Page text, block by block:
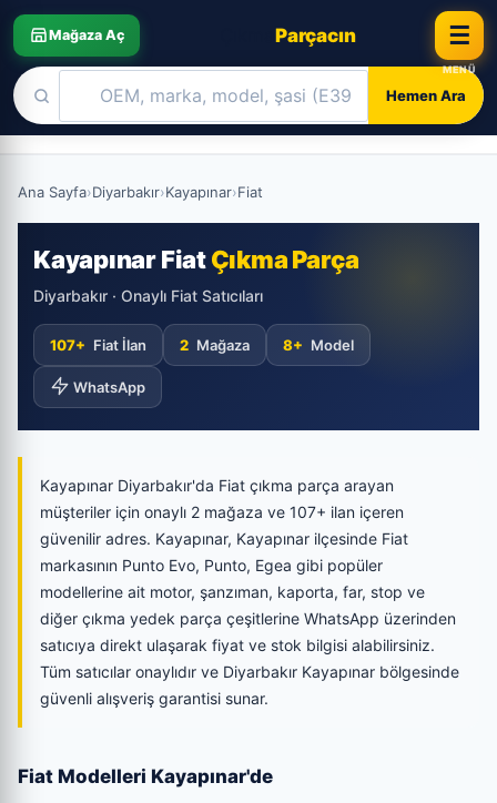
Mağaza Aç Parçacın
Hemen Ara
☰
Ana Sayfa›Diyarbakır›Kayapınar›Fiat
Kayapınar FiatÇıkma Parça
Diyarbakır · Onaylı Fiat Satıcıları
107+ Fiat İlan 2 Mağaza 8+ Model
WhatsApp
Kayapınar Diyarbakır'da Fiat çıkma parça arayan
müşteriler için onaylı 2 mağaza ve 107+ ilan içeren
güvenilir adres. Kayapınar, Kayapınar ilçesinde Fiat
markasının Punto Evo, Punto, Egea gibi popüler
modellerine ait motor, şanzıman, kaporta, far, stop ve
diğer çıkma yedek parça çeşitlerine WhatsApp üzerinden
satıcıya direkt ulaşarak fiyat ve stok bilgisi alabilirsiniz.
Tüm satıcılar onaylıdır ve Diyarbakır Kayapınar bölgesinde
güvenli alışveriş garantisi sunar.
Fiat Modelleri Kayapınar'de